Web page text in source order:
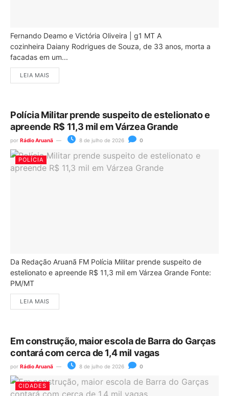
Fernando Deamo e Victória Oliveira | g1 MT A
cozinheira Daiany Rodrigues de Souza, de 33 anos, morta a
facadas em um...
LEIA MAIS
Polícia Militar prende suspeito de estelionato e
apreende R$ 11,3 mil em Várzea Grande
por Rádio Aruanã 8 de julho de 2026 0
POLÍCIA
Da Redação Aruanã FM Polícia Militar prende suspeito de
estelionato e apreende R$ 11,3 mil em Várzea Grande Fonte:
PM/MT
LEIA MAIS
Em construção, maior escola de Barra do Garças
contará com cerca de 1,4 mil vagas
por Rádio Aruanã 8 de julho de 2026 0
CIDADES